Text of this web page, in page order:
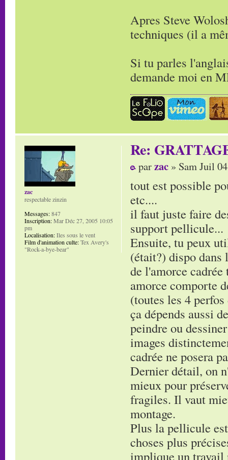
Apres Steve
techniques (il a
Si tu parles
demande moi en
Re:
parzac » Sam Juil
tout est possible
etc....
il faut juste faire
support pellicule...
Ensuite, tu peux
(était?) dispo
de l'amorce
amorce comporte
(toutes les 4
ça dépends aussi
peindre ou
images
cadrée ne posera
Dernier détail, on
mieux pour
fragiles. Il vaut
montage.
Plus la pellicule
choses plus
implique un
zac
respectable zinzin
Messages:847
Inscription:Mar Déc 27, 2005 10:05
pm
Localisation:Iles sous le vent
Film d'animation culte:Tex Avery's
"Rock-a-bye-bear"